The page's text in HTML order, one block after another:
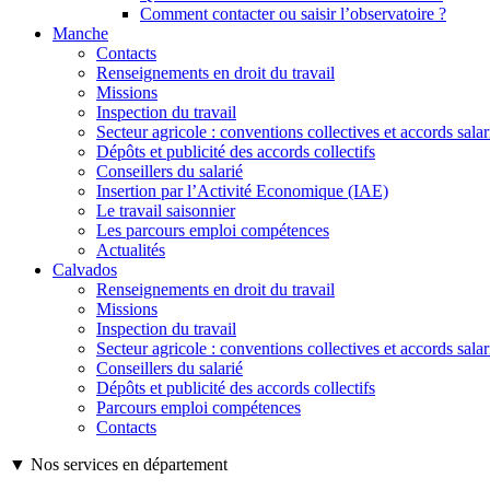
Comment contacter ou saisir l’observatoire ?
Manche
Contacts
Renseignements en droit du travail
Missions
Inspection du travail
Secteur agricole : conventions collectives et accords
Dépôts et publicité des accords collectifs
Conseillers du salarié
Insertion par l’Activité Economique (IAE)
Le travail saisonnier
Les parcours emploi compétences
Actualités
Calvados
Renseignements en droit du travail
Missions
Inspection du travail
Secteur agricole : conventions collectives et accords
Conseillers du salarié
Dépôts et publicité des accords collectifs
Parcours emploi compétences
Contacts
▼ Nos services en département